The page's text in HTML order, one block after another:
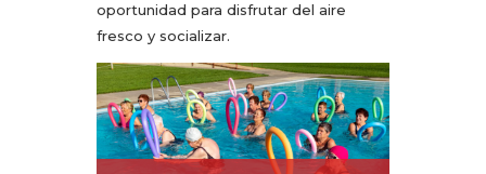
oportunidad para disfrutar del aire
fresco y socializar.